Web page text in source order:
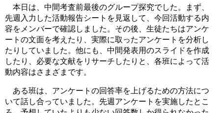
本日は、中間考査前最後のグループ探究でした。まず、
先週入力した活動報告シートを見返して、今回活動する内
容をメンバーで確認しました。その後、 生徒たちはアンケ
ートの文面を考えたり、実際に取ったアンケートを分析し
たりしていました。他にも、中間発表用のスライドを作成
したり、必要な文献をリサーチしたりと、各班によって活
動内容はさまざまです。
ある班は、アンケートの回答率を上げるための方法につ
いて話し合っていました。先週アンケートを実施したとこ